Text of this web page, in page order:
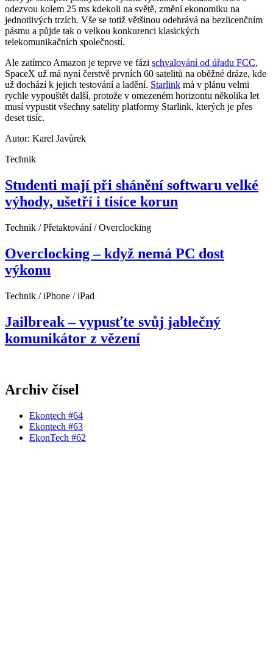
odezvou kolem 25 ms kdekoli na světě, změní ekonomiku na
jednotlivých trzích. Vše se totiž většinou odehrává na bezlicenčním
pásmu a půjde tak o velkou konkurenci klasických
telekomunikačních společností.
Ale zatímco Amazon je teprve ve fázi schvalování od úřadu FCC,
SpaceX už má nyní čerstvě prvních 60 satelitů na oběžné dráze, kde
už dochází k jejich testování a ladění. Starlink má v plánu velmi
rychle vypouštět další, protože v omezeném horizontu několika let
musí vypustit všechny satelity platformy Starlink, kterých je přes
deset tisíc.
Autor: Karel Javůrek
Technik
Studenti mají při shánění softwaru velké
výhody, ušetří i tisíce korun
Technik / Přetaktování / Overclocking
Overclocking – když nemá PC dost
výkonu
Technik / iPhone / iPad
Jailbreak – vypusťte svůj jablečný
komunikátor z vězení
Archiv čísel
Ekontech #64
Ekontech #63
EkonTech #62